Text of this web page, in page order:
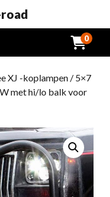
0
XJ -koplampen / 5×7
met hi/lo balk voor